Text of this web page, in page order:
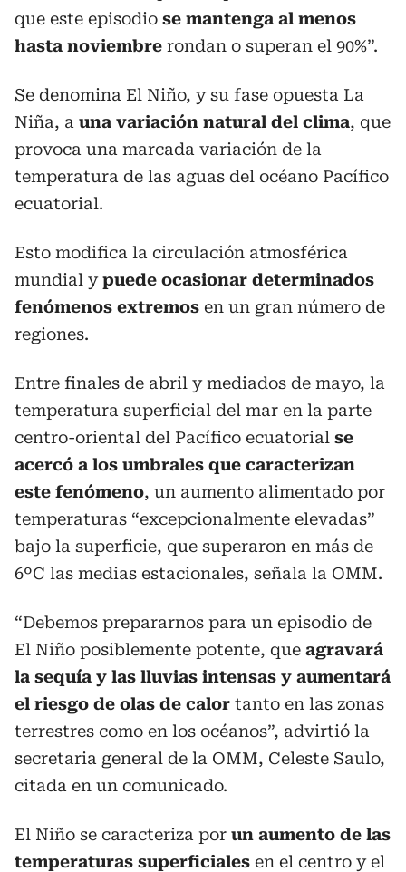
que este episodio se mantenga al menos
hasta noviembre rondan o superan el 90%”.
Se denomina El Niño, y su fase opuesta La
Niña, a una variación natural del clima, que
provoca una marcada variación de la
temperatura de las aguas del océano Pacífico
ecuatorial.
Esto modifica la circulación atmosférica
mundial ypuede ocasionar determinados
fenómenos extremos en un gran número de
regiones.
Entre finales de abril y mediados de mayo, la
temperatura superficial del mar en la parte
centro-oriental del Pacífico ecuatorial se
acercó a los umbrales que caracterizan
este fenómeno, un aumento alimentado por
temperaturas “excepcionalmente elevadas”
bajo la superficie, que superaron en más de
6ºC las medias estacionales, señala la OMM.
“Debemos prepararnos para un episodio de
El Niño posiblemente potente, que agravará
la sequía y las lluvias intensas y aumentará
el riesgo de olas de calor tanto en las zonas
terrestres como en los océanos”, advirtió la
secretaria general de la OMM, Celeste Saulo,
citada en un comunicado.
El Niño se caracteriza por un aumento de las
temperaturas superficiales en el centro y el